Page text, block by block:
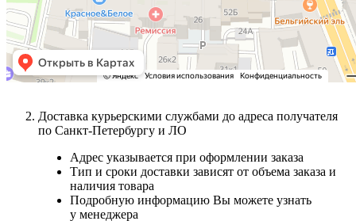
Доставка курьерскими службами до адреса получателя
по Санкт-Петербургу и ЛО
Адрес указывается при оформлении заказа
Тип и сроки доставки зависят от объема заказа и
наличия товара
Подробную информацию Вы можете узнать
у менеджера